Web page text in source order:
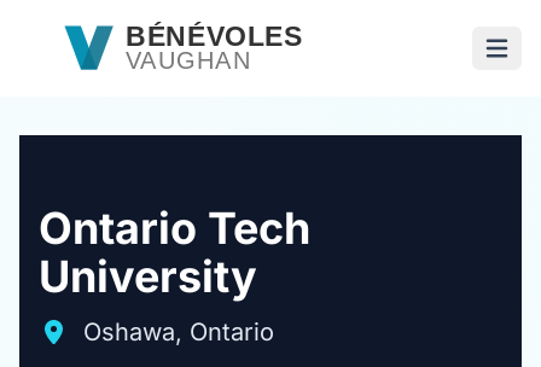
Passer au contenu principal
BÉNÉVOLES
VAUGHAN
Ontario Tech
University
Oshawa, Ontario